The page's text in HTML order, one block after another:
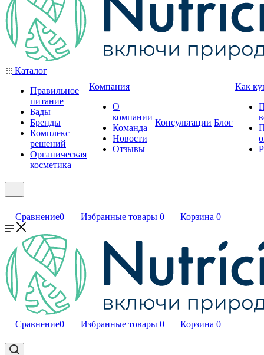
Каталог
Правильное
питание
Бады
Бренды
Комплекс
решений
Органическая
косметика
Компания
О
компании
Команда
Новости
Отзывы
Консультации Блог
Как
Сравнение0 Избранные товары 0 Корзина 0
Сравнение0 Избранные товары 0 Корзина 0